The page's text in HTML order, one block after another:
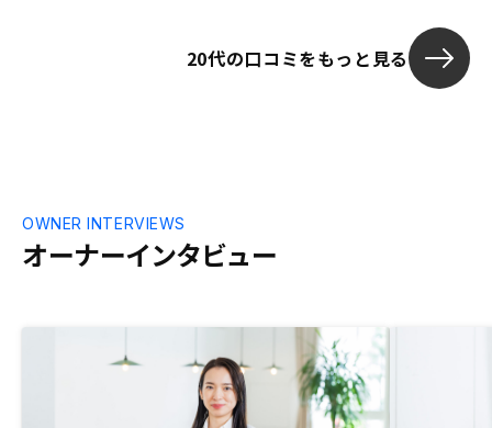
20代の口コミをもっと見る
オーナーインタビュー
OWNER INTERVIEWS